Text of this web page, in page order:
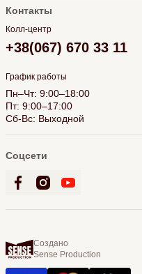
Контакты
Колл-центр
+38(067) 670 33 11
График работы
Пн–Чт: 9:00–18:00
Пт: 9:00–17:00
Сб-Вс: Выходной
Соцсети
Создано
Sense Production